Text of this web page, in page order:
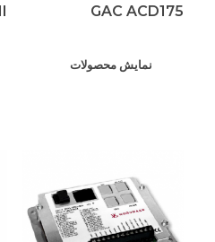
GAC ACD175
نمایش محصولات